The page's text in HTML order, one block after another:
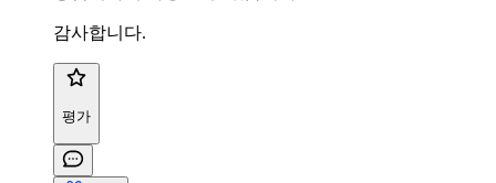
감사합니다.
평가